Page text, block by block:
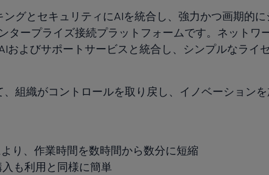
グとセキュリティにAIを統合し、強力かつ画期的に
タープライズ接続プラットフォームです。ネットワ
およびサポートサービスと統合し、シンプルなライ
組織がコントロールを取り戻し、イノベーション
り、作業時間を数時間から数分に短縮
も利用と同様に簡単